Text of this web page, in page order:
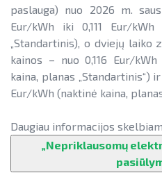
paslauga) nuo 2026 m.
Eur/kWh iki 0,111 Eur/
„Standartinis), o dviejų laiko
kainos – nuo 0,116 Eur/
kaina, planas „Standartinis“)
Eur/kWh (naktinė kaina,
Daugiau informacijos
„Nepriklausomų